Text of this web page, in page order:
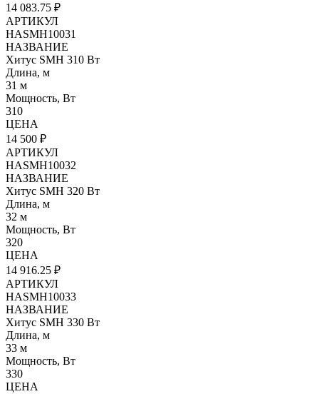
14 083.75 ₽
АРТИКУЛ
HASMH10031
НАЗВАНИЕ
Хитус SMH 310 Вт
Длина, м
31 м
Мощность, Вт
310
ЦЕНА
14 500 ₽
АРТИКУЛ
HASMH10032
НАЗВАНИЕ
Хитус SMH 320 Вт
Длина, м
32 м
Мощность, Вт
320
ЦЕНА
14 916.25 ₽
АРТИКУЛ
HASMH10033
НАЗВАНИЕ
Хитус SMH 330 Вт
Длина, м
33 м
Мощность, Вт
330
ЦЕНА